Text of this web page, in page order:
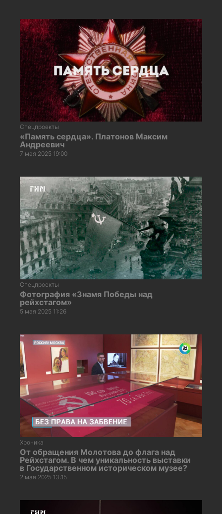
Спецпроекты
«Память сердца». Платонов Максим
Андреевич
7 мая 2025 19:00
Спецпроекты
Фотография «Знамя Победы над
рейхстагом»
5 мая 2025 11:26
Хроника
От обращения Молотова до флага над
Рейхстагом. В чем уникальность выставки
в Государственном историческом музее?
2 мая 2025 13:15